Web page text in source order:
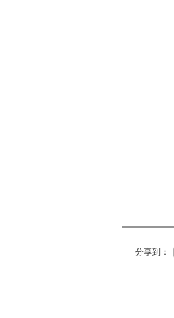
分享到：